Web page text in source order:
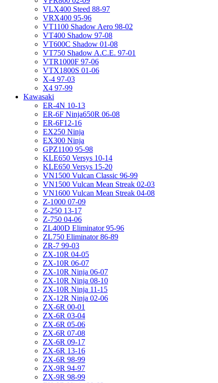
VLX400 Steed 88-97
VRX400 95-96
VT1100 Shadow Aero 98-02
VT400 Shadow 97-08
VT600C Shadow 01-08
VT750 Shadow A.C.E. 97-01
VTR1000F 97-06
VTX1800S 01-06
X-4 97-03
X4 97-99
Kawasaki
ER-4N 10-13
ER-6F Ninja650R 06-08
ER-6F12-16
EX250 Ninja
EX300 Ninja
GPZ1100 95-98
KLE650 Versys 10-14
KLE650 Versys 15-20
VN1500 Vulcan Classic 96-99
VN1500 Vulcan Mean Streak 02-03
VN1600 Vulcan Mean Streak 04-08
Z-1000 07-09
Z-250 13-17
Z-750 04-06
ZL400D Eliminator 95-96
ZL750 Eliminator 86-89
ZR-7 99-03
ZX-10R 04-05
ZX-10R 06-07
ZX-10R Ninja 06-07
ZX-10R Ninja 08-10
ZX-10R Ninja 11-15
ZX-12R Ninja 02-06
ZX-6R 00-01
ZX-6R 03-04
ZX-6R 05-06
ZX-6R 07-08
ZX-6R 09-17
ZX-6R 13-16
ZX-6R 98-99
ZX-9R 94-97
ZX-9R 98-99